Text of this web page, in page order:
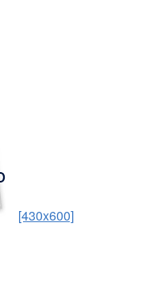
[430x600]